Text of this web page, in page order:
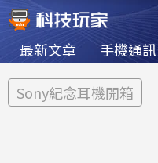
最新文章 手機通訊
Sony紀念耳機開箱